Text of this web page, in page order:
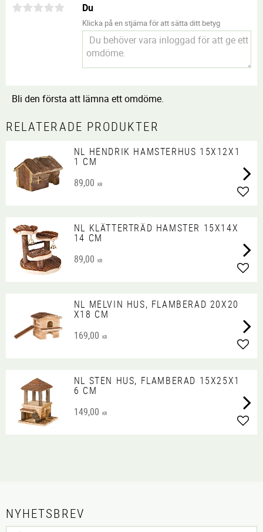
Du
Klicka på en stjärna för att sätta ditt betyg
Bli den första att lämna ett omdöme.
RELATERADE PRODUKTER
NL HENDRIK HAMSTERHUS 15X12X1
1 CM
89,00 KR
NL KLÄTTERTRÄD HAMSTER 15X14X
14 CM
89,00 KR
NL MELVIN HUS, FLAMBERAD 20X20
X18 CM
169,00 KR
NL STEN HUS, FLAMBERAD 15X25X1
6 CM
149,00 KR
NYHETSBREV